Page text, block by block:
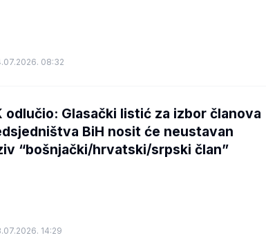
08:32
odlučio: Glasački listić za izbor članova
BiH nosit će neustavan
“bošnjački/hrvatski/srpski član”
14:29